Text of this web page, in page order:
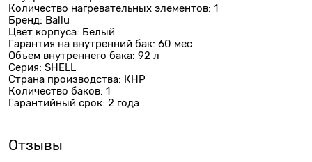
Количество нагревательных элементов: 1
Бренд: Ballu
Цвет корпуса: Белый
Гарантия на внутренний бак: 60 мес
Объем внутреннего бака: 92 л
Серия: SHELL
Страна производства: КНР
Количество баков: 1
Гарантийный срок: 2 года
Отзывы